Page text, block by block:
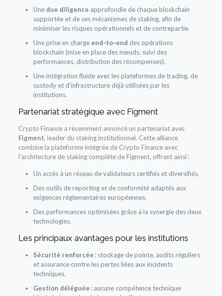
Une due diligence approfondie de chaque blockchain
supportée et de ses mécanismes de staking, afin de
minimiser les risques opérationnels et de contrepartie.
Une prise en charge end‑to‑end des opérations
blockchain (mise en place des nœuds, suivi des
performances, distribution des récompenses).
Une intégration fluide avec les plateformes de trading, de
custody et d’infrastructure déjà utilisées par les
institutions.
Partenariat stratégique avec Figment
Crypto Finance a récemment annoncé un partenariat avec
Figment, leader du staking institutionnel. Cette alliance
combine la plateforme intégrée de Crypto Finance avec
l’architecture de staking complète de Figment, offrant ainsi :
Un accès à un réseau de validateurs certifiés et diversifiés.
Des outils de reporting et de conformité adaptés aux
exigences réglementaires européennes.
Des performances optimisées grâce à la synergie des deux
technologies.
Les principaux avantages pour les institutions
Sécurité renforcée : stockage de pointe, audits réguliers
et assurance contre les pertes liées aux incidents
techniques.
Gestion déléguée : aucune compétence technique